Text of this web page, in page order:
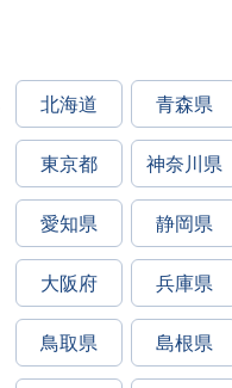
北海道 青森県
東京都 神奈川県
愛知県 静岡県
大阪府 兵庫県
鳥取県 島根県